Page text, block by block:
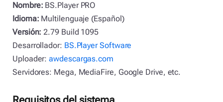
Nombre: BS.Player PRO
Idioma: Multilenguaje (Español)
Versión: 2.79 Build 1095
Desarrollador: BS.Player Software
Uploader:awdescargas.com
Servidores: Mega, MediaFire, Google Drive, etc.